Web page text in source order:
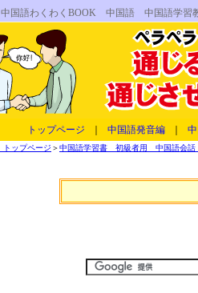
中国語わくわくBOOK 中国語 中国語
トップページ 中国語発音編
ップページ ＞中国語学習書 初級者用 中国語会話